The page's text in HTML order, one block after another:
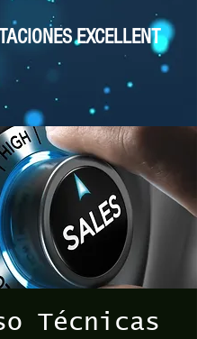
EXCELLENT
Técnicas